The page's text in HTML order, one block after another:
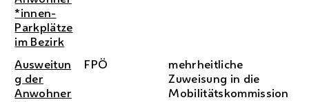
*innen-
Parkplätze
im Bezirk
Ausweitun
g der
Anwohner
FPÖ
mehrheitliche
Zuweisung in die
Mobilitätskommission